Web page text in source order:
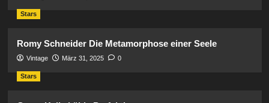
Stars
Romy Schneider Die Metamorphose einer Seele
Vintage März 31, 2025 0
Stars